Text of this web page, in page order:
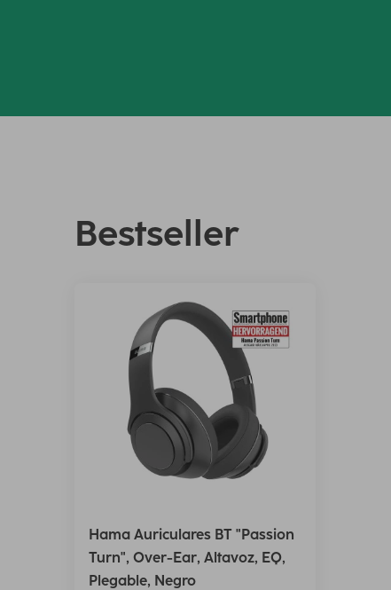
Bestseller
Hama Auriculares BT "Passion
Turn", Over-Ear, Altavoz, EQ,
Plegable, Negro